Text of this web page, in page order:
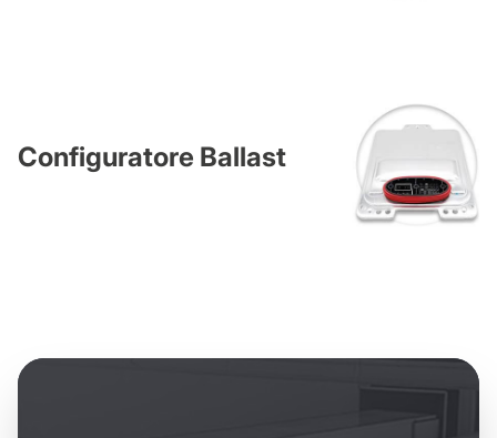
Configuratore Ballast